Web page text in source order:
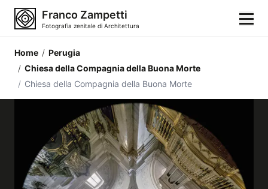
Franco Zampetti
Fotografia zenitale di Architettura
Home
Fotografie
Categorie di edifici
Luoghi
Home / Perugia
/ Chiesa della Compagnia della Buona Morte
/ Chiesa della Compagnia della Buona Morte